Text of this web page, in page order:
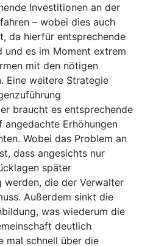
Investitionen an der
– wobei dies auch
da hierfür entsprechende
und es im Moment extrem
mit den nötigen
Eine weitere Strategie
braucht es entsprechende
angedachte Erhöhungen
Wobei das Problem an
dass angesichts nur
später
werden, die der Verwalter
Außerdem sinkt die
was wiederum die
deutlich
mal schnell über die